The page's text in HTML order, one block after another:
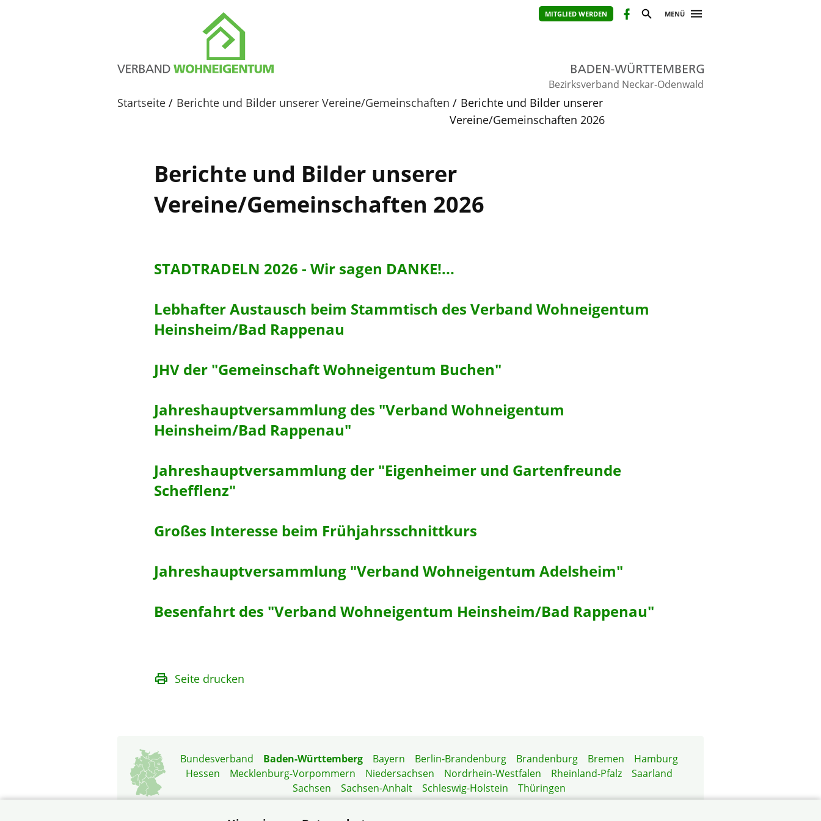
MITGLIED WERDEN MENÜ
Bezirksverband Neckar-Odenwald
Startseite Berichte und Bilder unserer Vereine/Gemeinschaften
Berichte und Bilder unserer
Vereine/Gemeinschaften 2026
Berichte und Bilder unserer
Vereine/Gemeinschaften 2026
STADTRADELN 2026 - Wir sagen DANKE!...
Lebhafter Austausch beim Stammtisch des Verband Wohneigentum
Heinsheim/Bad Rappenau
JHV der "Gemeinschaft Wohneigentum Buchen"
Jahreshauptversammlung des "Verband Wohneigentum
Heinsheim/Bad Rappenau"
Jahreshauptversammlung der "Eigenheimer und Gartenfreunde
Schefflenz"
Großes Interesse beim Frühjahrsschnittkurs
Jahreshauptversammlung "Verband Wohneigentum Adelsheim"
Besenfahrt des "Verband Wohneigentum Heinsheim/Bad Rappenau"
Seite drucken
Bundesverband Baden-Württemberg Bayern Berlin-Brandenburg Brandenburg Bremen
Hamburg
Hessen
Mecklenburg-Vorpommern Niedersachsen Nordrhein-Westfalen Rheinland-Pfalz
Saarland
Sachsen
Sachsen-Anhalt Schleswig-Holstein
Thüringen